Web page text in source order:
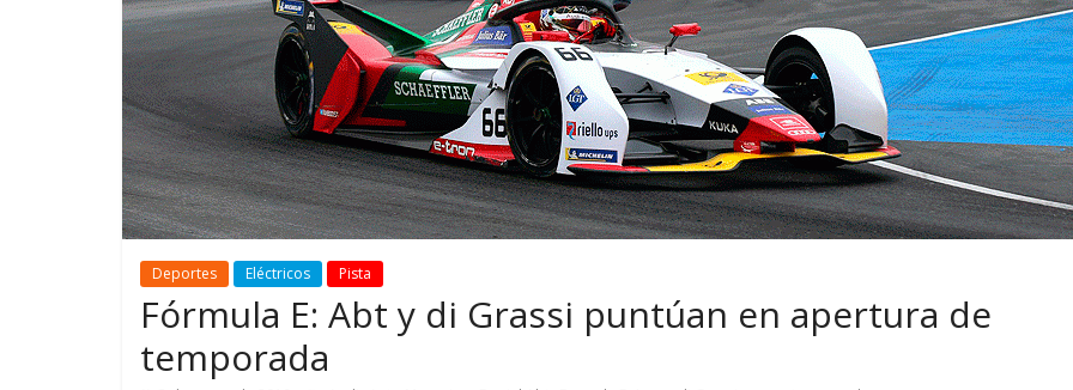
Deportes Eléctricos Pista
Fórmula E: Abt y di Grassi puntúan en apertura de
temporada